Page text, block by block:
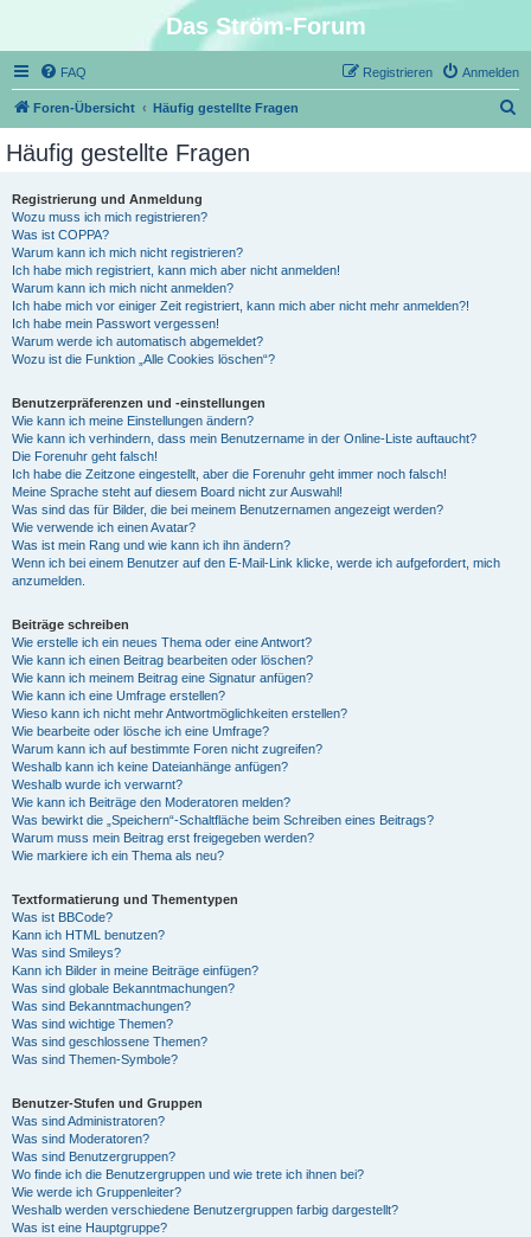
Das Ström-Forum
FAQ Anmelden
Registrieren
Foren-Übersicht Häufig gestellte Fragen
Häufig gestellte Fragen
Registrierung und Anmeldung
Wozu muss ich mich registrieren?
Was ist COPPA?
Warum kann ich mich nicht registrieren?
Ich habe mich registriert, kann mich aber nicht anmelden!
Warum kann ich mich nicht anmelden?
Ich habe mich vor einiger Zeit registriert, kann mich aber nicht mehr anmelden?!
Ich habe mein Passwort vergessen!
Warum werde ich automatisch abgemeldet?
Wozu ist die Funktion „Alle Cookies löschen“?
Benutzerpräferenzen und -einstellungen
Wie kann ich meine Einstellungen ändern?
Wie kann ich verhindern, dass mein Benutzername in der Online-Liste auftaucht?
Die Forenuhr geht falsch!
Ich habe die Zeitzone eingestellt, aber die Forenuhr geht immer noch falsch!
Meine Sprache steht auf diesem Board nicht zur Auswahl!
Was sind das für Bilder, die bei meinem Benutzernamen angezeigt werden?
Wie verwende ich einen Avatar?
Was ist mein Rang und wie kann ich ihn ändern?
Wenn ich bei einem Benutzer auf den E-Mail-Link klicke, werde ich aufgefordert, mich
anzumelden.
Beiträge schreiben
Wie erstelle ich ein neues Thema oder eine Antwort?
Wie kann ich einen Beitrag bearbeiten oder löschen?
Wie kann ich meinem Beitrag eine Signatur anfügen?
Wie kann ich eine Umfrage erstellen?
Wieso kann ich nicht mehr Antwortmöglichkeiten erstellen?
Wie bearbeite oder lösche ich eine Umfrage?
Warum kann ich auf bestimmte Foren nicht zugreifen?
Weshalb kann ich keine Dateianhänge anfügen?
Weshalb wurde ich verwarnt?
Wie kann ich Beiträge den Moderatoren melden?
Was bewirkt die „Speichern“-Schaltfläche beim Schreiben eines Beitrags?
Warum muss mein Beitrag erst freigegeben werden?
Wie markiere ich ein Thema als neu?
Textformatierung und Thementypen
Was ist BBCode?
Kann ich HTML benutzen?
Was sind Smileys?
Kann ich Bilder in meine Beiträge einfügen?
Was sind globale Bekanntmachungen?
Was sind Bekanntmachungen?
Was sind wichtige Themen?
Was sind geschlossene Themen?
Was sind Themen-Symbole?
Benutzer-Stufen und Gruppen
Was sind Administratoren?
Was sind Moderatoren?
Was sind Benutzergruppen?
Wo finde ich die Benutzergruppen und wie trete ich ihnen bei?
Wie werde ich Gruppenleiter?
Weshalb werden verschiedene Benutzergruppen farbig dargestellt?
Was ist eine Hauptgruppe?